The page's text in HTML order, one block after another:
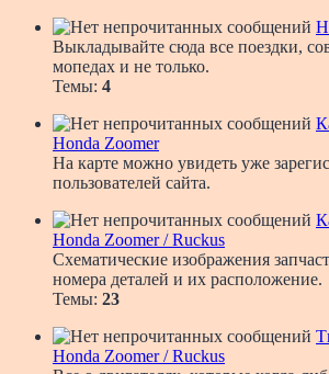
Выкладывайте сюда все поездки,
мопедах и не только.
Темы: 4
Honda Zoomer
На карте можно увидеть уже
пользователей сайта.
Honda Zoomer / Ruckus
Схематические изображения
номера деталей и их расположение.
Темы: 23
Honda Zoomer / Ruckus